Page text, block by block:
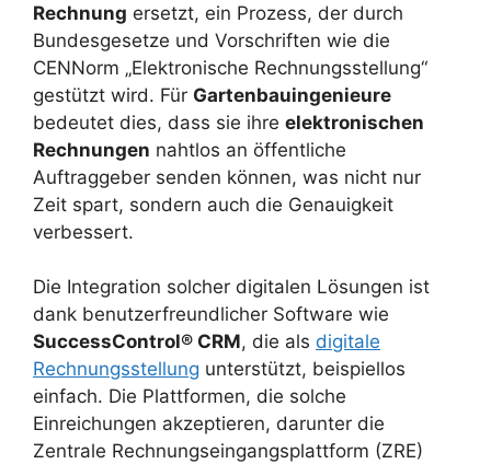
Rechnung ersetzt, ein Prozess, der durch
Bundesgesetze und Vorschriften wie die
CENNorm „Elektronische Rechnungsstellung“
gestützt wird. Für Gartenbauingenieure
bedeutet dies, dass sie ihre elektronischen
Rechnungen nahtlos an öffentliche
Auftraggeber senden können, was nicht nur
Zeit spart, sondern auch die Genauigkeit
verbessert.
Die Integration solcher digitalen Lösungen ist
dank benutzerfreundlicher Software wie
SuccessControl® CRM, die als digitale
Rechnungsstellung unterstützt, beispiellos
einfach. Die Plattformen, die solche
Einreichungen akzeptieren, darunter die
Zentrale Rechnungseingangsplattform (ZRE)